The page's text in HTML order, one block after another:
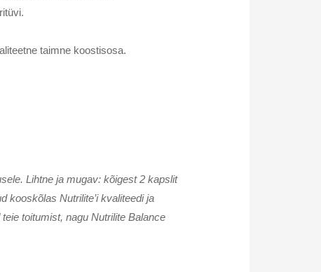
taimne koostisosa.
Lihtne ja mugav: kõigest 2 kapslit
kooskõlas Nutrilite’i kvaliteedi ja
toitumist, nagu Nutrilite Balance